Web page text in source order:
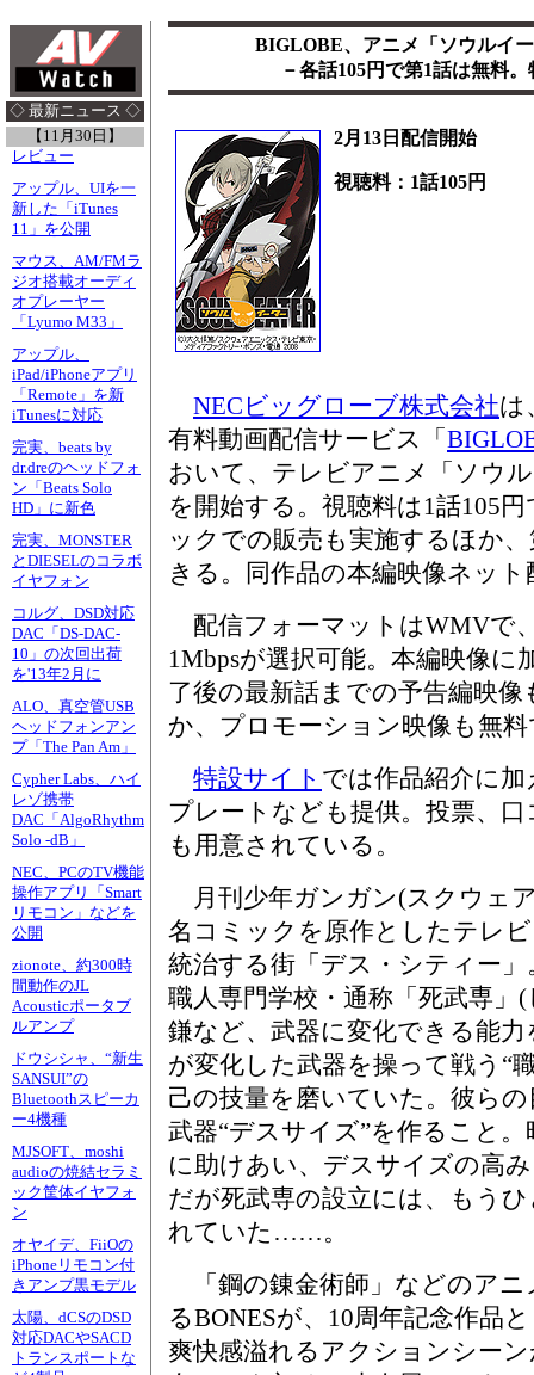
◇ 最新ニュース ◇
【11月30日】
レビュー
アップル、UIを一
新した「iTunes
11」を公開
マウス、AM/FMラ
ジオ搭載オーディ
オプレーヤー
「Lyumo M33」
アップル、
iPad/iPhoneアプリ
「Remote」を新
iTunesに対応
完実、beats by
dr.dreのヘッドフォ
ン「Beats Solo
HD」に新色
完実、MONSTER
とDIESELのコラボ
イヤフォン
コルグ、DSD対応
DAC「DS-DAC-
10」の次回出荷
を'13年2月に
ALO、真空管USB
ヘッドフォンアン
プ「The Pan Am」
Cypher Labs、ハイ
レゾ携帯
DAC「AlgoRhythm
Solo -dB」
NEC、PCのTV機能
操作アプリ「Smart
リモコン」などを
公開
zionote、約300時
間動作のJL
Acousticポータブ
ルアンプ
ドウシシャ、“新生
SANSUI”の
Bluetoothスピーカ
ー4機種
MJSOFT、moshi
audioの焼結セラミ
ック筐体イヤフォ
ン
オヤイデ、FiiOの
iPhoneリモコン付
きアンプ黒モデル
太陽、dCSのDSD
対応DACやSACD
トランスポートな
BIGLOBE、アニメ「ソウルイ
－各話105円で第1話は無料
2月13日配信開始
視聴料：1話105円
NECビッグローブ株式会社は
有料動画配信サービス「
おいて、テレビアニメ「ソウ
を開始する。視聴料は1話105
ックでの販売も実施するほか
きる。同作品の本編映像ネッ
配信フォーマットはWMVで
1Mbpsが選択可能。本編映像に
了後の最新話までの予告編映
か、プロモーション映像も無
特設サイト では作品紹介に
プレートなども提供。投票、
も用意されている。
月刊少年ガンガン(スクウェ
名コミックを原作としたテレ
統治する街「デス・シティー
職人専門学校・通称「死武専
鎌など、武器に変化できる能
が変化した武器を操って戦う“
己の技量を磨いていた。彼ら
武器“デスサイズ”を作ること
に助けあい、デスサイズの高
だが死武専の設立には、もう
れていた……。
「鋼の錬金術師」などのアニ
るBONESが、10周年記念作品
爽快感溢れるアクションシー